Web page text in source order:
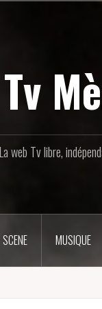
Tv
web Tv libre,
MUSIQUE